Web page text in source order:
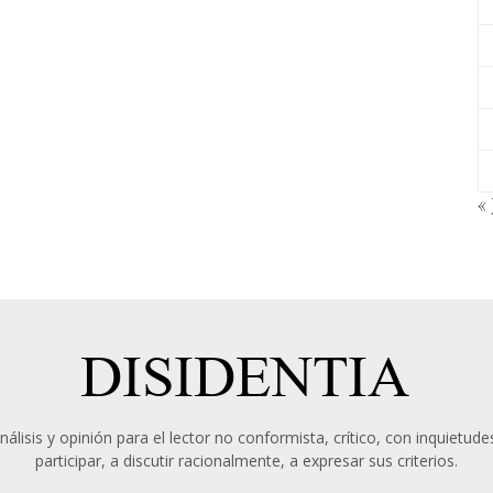
«
y opinión para el lector no conformista, crítico, con
participar, a discutir racionalmente, a expresar sus criterios.